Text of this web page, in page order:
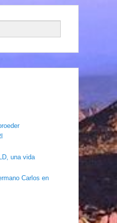
una vida
Carlos en